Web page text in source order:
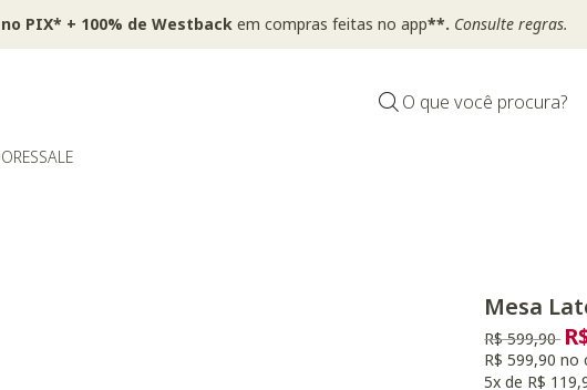
no PIX* + 100% de Westback em compras feitas no app**. Consulte regras.
O que você procura?
SALE
Mesa
Preço
R$ 599,90
R$ 599,90
5x de R$